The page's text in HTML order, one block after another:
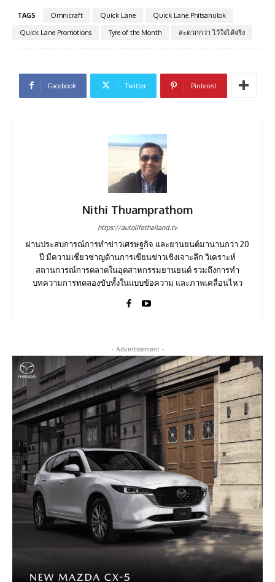
TAGS Omnicraft Quick Lane
Quick Lane Phitsanulok
Quick Lane Promotions
Tyre of the Month สะดวกกว่า ไว้ใจได้จริง
Facebook Twitter Pinterest
Nithi Thuamprathom
https://autolifethailand.tv
ผ่านประสบการณ์การทำข่าวเศรษฐกิจ และยานยนต์มานานกว่า 20
ปี มีความเชี่ยวชาญด้านการเขียนข่าวเชิงเจาะลึก วิเคราะห์
สถานการณ์การตลาดในอุตสาหกรรมยานยนต์ รวมถึงการทำ
บทความการทดลองขับทั้งในแบบข้อความ และภาพเคลื่อนไหว
- Advertisement -